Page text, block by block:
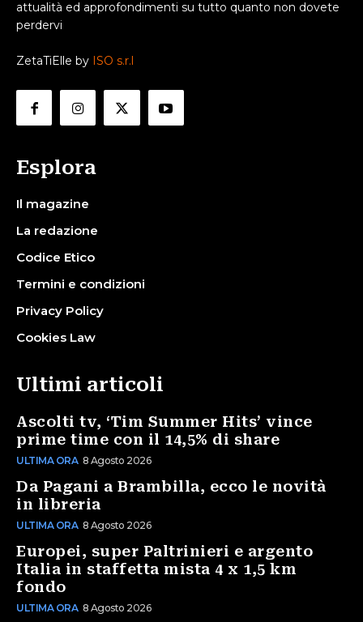
attualità ed approfondimenti su tutto quanto non dovete
perdervi
ZetaTiElle by ISO s.r.l
Esplora
Il magazine
La redazione
Codice Etico
Termini e condizioni
Privacy Policy
Cookies Law
Ultimi articoli
Ascolti tv, ‘Tim Summer Hits’ vince
prime time con il 14,5% di share
ULTIMA ORA 8 Agosto 2026
Da Pagani a Brambilla, ecco le novità
in libreria
ULTIMA ORA 8 Agosto 2026
Europei, super Paltrinieri e argento
Italia in staffetta mista 4 x 1,5 km
fondo
ULTIMA ORA 8 Agosto 2026